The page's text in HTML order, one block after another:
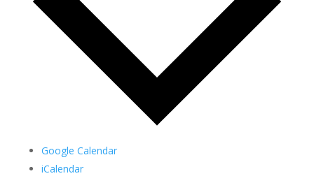
Google Calendar
iCalendar